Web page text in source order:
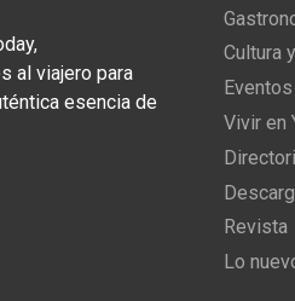
al viajero para
esencia de
Cultura
Vivir en
Revista
Lo